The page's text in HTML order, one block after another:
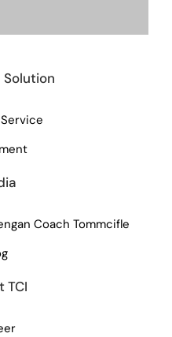
Solution
Coach Tommcifle
TCI